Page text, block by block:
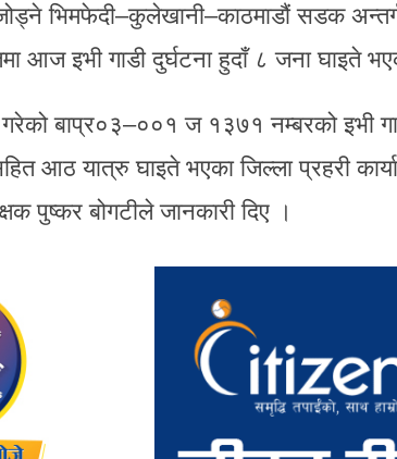
भिमफेदी–कुलेखानी–काठमाडौं सडक
आज इभी गाडी दुर्घटना हुदाँ ८ जना घाइते
गरेको बाप्र०३–००१ ज १३७१ नम्बरको इभी
आठ यात्रु घाइते भएका जिल्ला प्रहरी
पुष्कर बोगटीले जानकारी दिए ।